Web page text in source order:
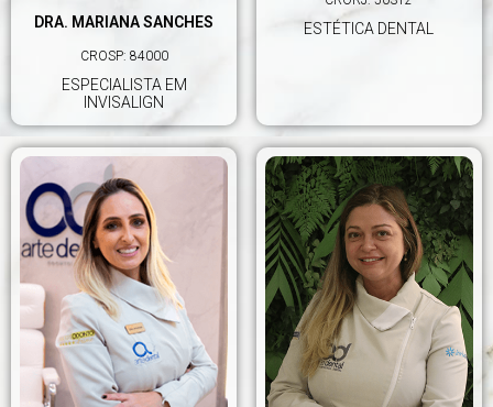
DRA. MARIANA SANCHES
CROSP: 84000
ESPECIALISTA EM
INVISALIGN
ESTÉTICA DENTAL